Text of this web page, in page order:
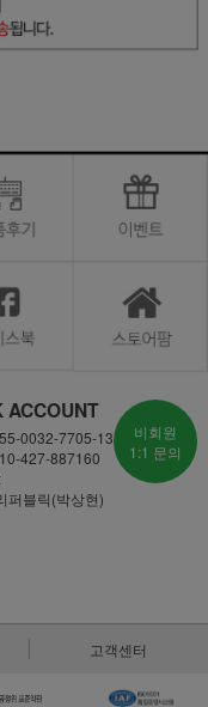
ACCOUNT
0032-7705-13
427-887160
퍼블릭(박상현)
비회원
1:1 문의
고객센터